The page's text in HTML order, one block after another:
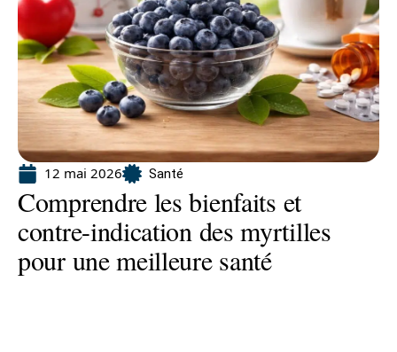
12 mai 2026 Santé
Comprendre les bienfaits et
contre-indication des myrtilles
pour une meilleure santé